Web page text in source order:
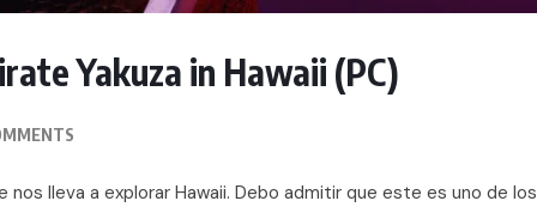
Yakuza in Hawaii (PC)
nos lleva a explorar Hawaii. Debo admitir que este es uno de los